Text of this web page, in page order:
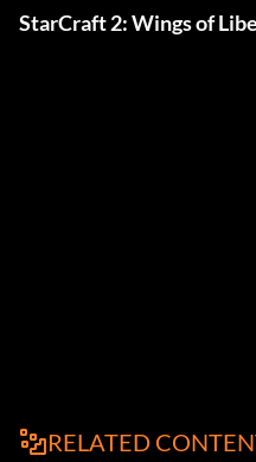
StarCraft 2: Wings of
RELATED